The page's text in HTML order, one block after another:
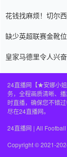
花钱找麻烦！切尔
缺少英超联赛金靴
皇家马德里令人兴
24直播网【★安娜小
务，全程画质清晰、
时直播，确保您不错
尽在24直播网。
24直播网 | All
Copyright © 2021-